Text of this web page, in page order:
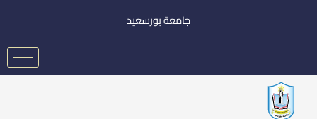
جامعة بورسعيد